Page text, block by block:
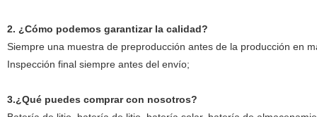
2. ¿Cómo podemos garantizar la calidad?
Siempre una muestra de preproducción antes de la producción en
Inspección final siempre antes del envío;
3.¿Qué puedes comprar con nosotros?